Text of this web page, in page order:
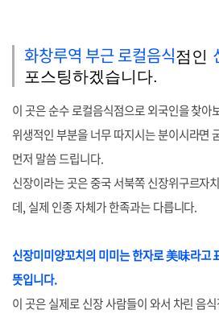
화창루역 부근 로컬음식점인
포스팅하겠습니다.
이 곳은 순수 로컬음식점으로 외국인을 찾아
위생적인 부분을 너무 따지시는 분이시라면
먼저 말씀 드립니다.
신장이라는 곳은 중국 서북쪽 신장위구르자
데, 실제 인종 자체가 한족과는 다릅니다.
신장미미양꼬치의 미미는 한자로 美味라고
뜻입니다.
이 곳은 실제로 신장 사람들이 와서 차린 음